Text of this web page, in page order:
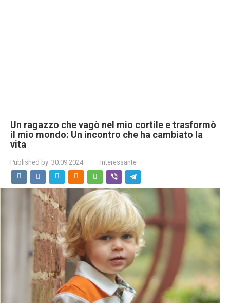
Un ragazzo che vagò nel mio cortile e trasformò
il mio mondo: Un incontro che ha cambiato la
vita
Published by: 30.09.2024 Interessante